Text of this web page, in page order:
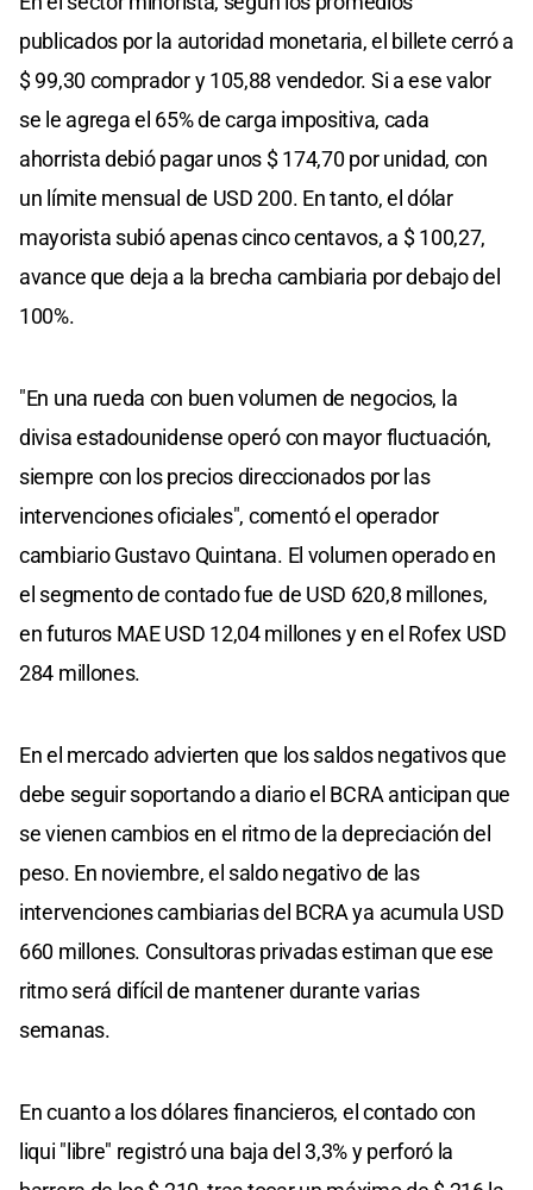
publicados por la autoridad monetaria, el billete cerró a
$ 99,30 comprador y 105,88 vendedor. Si a ese valor
se le agrega el 65% de carga impositiva, cada
ahorrista debió pagar unos $ 174,70 por unidad, con
un límite mensual de USD 200. En tanto, el dólar
mayorista subió apenas cinco centavos, a $ 100,27,
avance que deja a la brecha cambiaria por debajo del
100%.
"En una rueda con buen volumen de negocios, la
divisa estadounidense operó con mayor fluctuación,
siempre con los precios direccionados por las
intervenciones oficiales", comentó el operador
cambiario Gustavo Quintana. El volumen operado en
el segmento de contado fue de USD 620,8 millones,
en futuros MAE USD 12,04 millones y en el Rofex USD
284 millones.
En el mercado advierten que los saldos negativos que
debe seguir soportando a diario el BCRA anticipan que
se vienen cambios en el ritmo de la depreciación del
peso. En noviembre, el saldo negativo de las
intervenciones cambiarias del BCRA ya acumula USD
660 millones. Consultoras privadas estiman que ese
ritmo será difícil de mantener durante varias
semanas.
En cuanto a los dólares financieros, el contado con
liqui "libre" registró una baja del 3,3% y perforó la